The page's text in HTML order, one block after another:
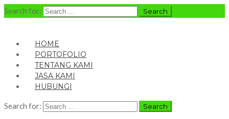
Search for:
HOME
PORTOFOLIO
TENTANG KAMI
JASA KAMI
HUBUNGI
Search for: